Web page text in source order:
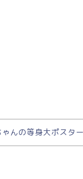
ゃんの等身大ポスタ